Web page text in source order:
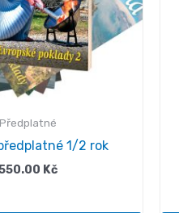
Předplatné
1/2 rok
Kč